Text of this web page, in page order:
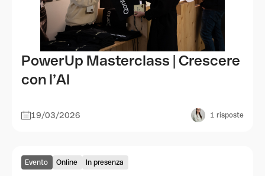
PowerUp Masterclass | Crescere
con l’AI
19/03/2026 1 risposte
Evento Online In presenza